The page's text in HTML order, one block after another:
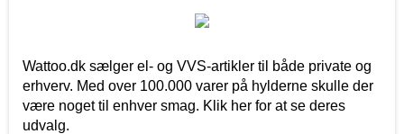
Wattoo.dk sælger el- og VVS-artikler til både private og
erhverv. Med over 100.000 varer på hylderne skulle der
være noget til enhver smag. Klik her for at se deres
udvalg.